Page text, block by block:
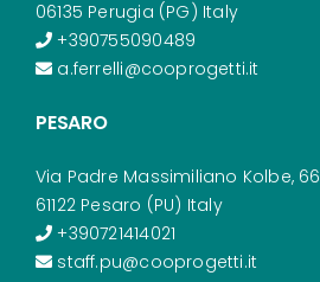
06135 Perugia (PG) Italy
+390755090489
a.ferrelli@cooprogetti.it
PESARO
Via Padre Massimiliano Kolbe, 66
61122 Pesaro (PU) Italy
+390721414021
staff.pu@cooprogetti.it